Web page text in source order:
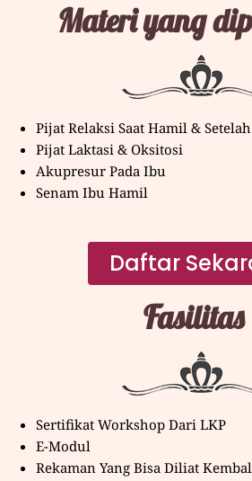
Materi yang
Pijat Relaksi Saat Hamil &
Pijat Laktasi & Oksitosi
Akupresur Pada Ibu
Senam Ibu Hamil
Daftar
Fasilitas
Sertifikat Workshop Dari LKP
E-Modul
Rekaman Yang Bisa Diliat